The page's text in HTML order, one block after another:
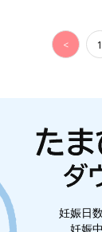
< 1
妊娠日
妊娠